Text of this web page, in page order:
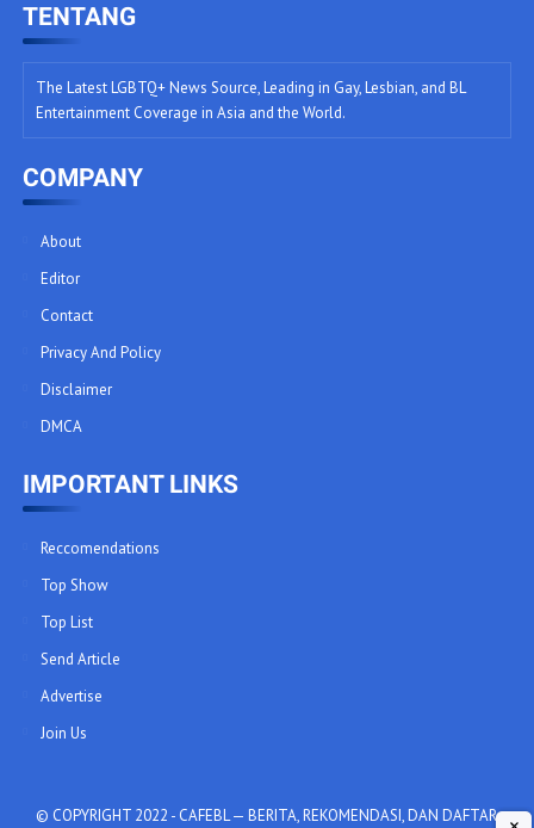
TENTANG
The Latest LGBTQ+ News Source, Leading in Gay, Lesbian, and BL
Entertainment Coverage in Asia and the World.
COMPANY
About
Editor
Contact
Privacy And Policy
Disclaimer
DMCA
IMPORTANT LINKS
Reccomendations
Top Show
Top List
Send Article
Advertise
Join Us
© COPYRIGHT 2022 - CAFEBL — BERITA, REKOMENDASI, DAN DAFTAR